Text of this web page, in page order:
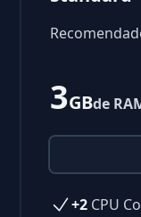
3GBde
+2 CPU